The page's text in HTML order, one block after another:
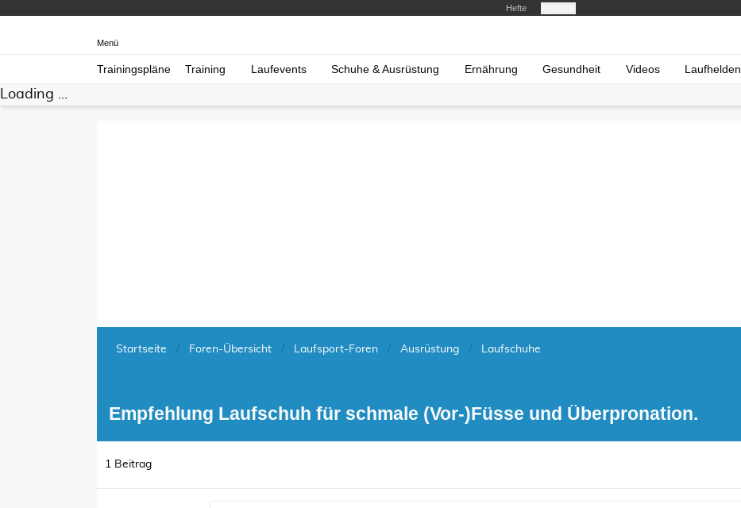
Hefte
Menü
Trainingspläne Training Laufevents Schuhe & Ausrüstung Ernährung Gesundheit Videos Laufhelden
Loading ...
Startseite Foren-Übersicht Laufsport-Foren Ausrüstung Laufschuhe
Empfehlung Laufschuh für schmale (Vor-)Füsse und Überpronation.
1 Beitrag